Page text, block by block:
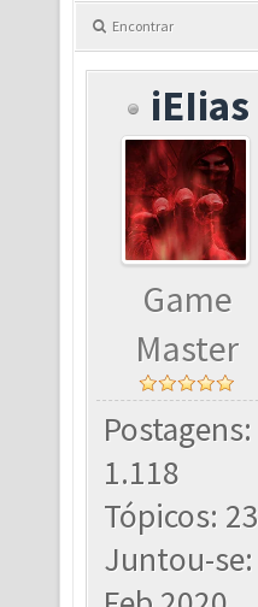
Encontrar
iEIias
Game
Master
Postagens:
1.118
Tópicos: 23
Juntou-se: